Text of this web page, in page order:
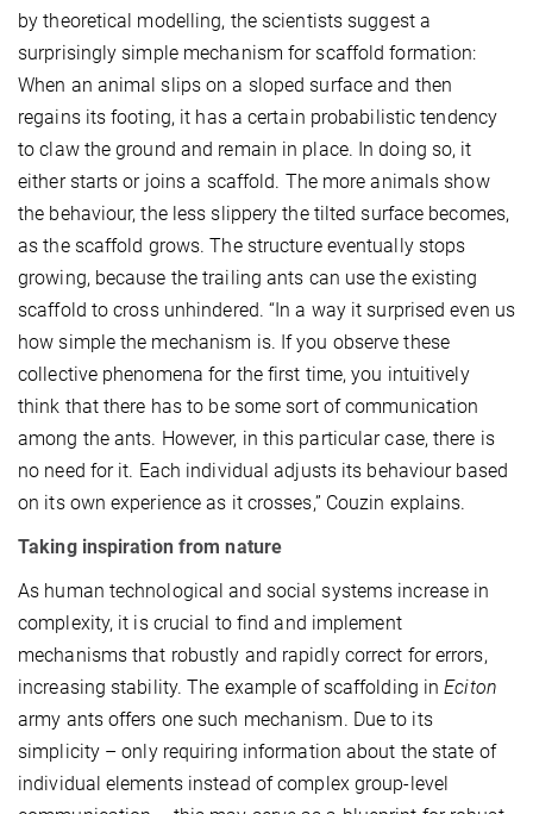
by theoretical modelling, the scientists suggest a
surprisingly simple mechanism for scaffold formation:
When an animal slips on a sloped surface and then
regains its footing, it has a certain probabilistic tendency
to claw the ground and remain in place. In doing so, it
either starts or joins a scaffold. The more animals show
the behaviour, the less slippery the tilted surface becomes,
as the scaffold grows. The structure eventually stops
growing, because the trailing ants can use the existing
scaffold to cross unhindered. “In a way it surprised even us
how simple the mechanism is. If you observe these
collective phenomena for the first time, you intuitively
think that there has to be some sort of communication
among the ants. However, in this particular case, there is
no need for it. Each individual adjusts its behaviour based
on its own experience as it crosses,” Couzin explains.
Taking inspiration from nature
As human technological and social systems increase in
complexity, it is crucial to find and implement
mechanisms that robustly and rapidly correct for errors,
increasing stability. The example of scaffolding inEciton
army ants offers one such mechanism. Due to its
simplicity – only requiring information about the state of
individual elements instead of complex group-level